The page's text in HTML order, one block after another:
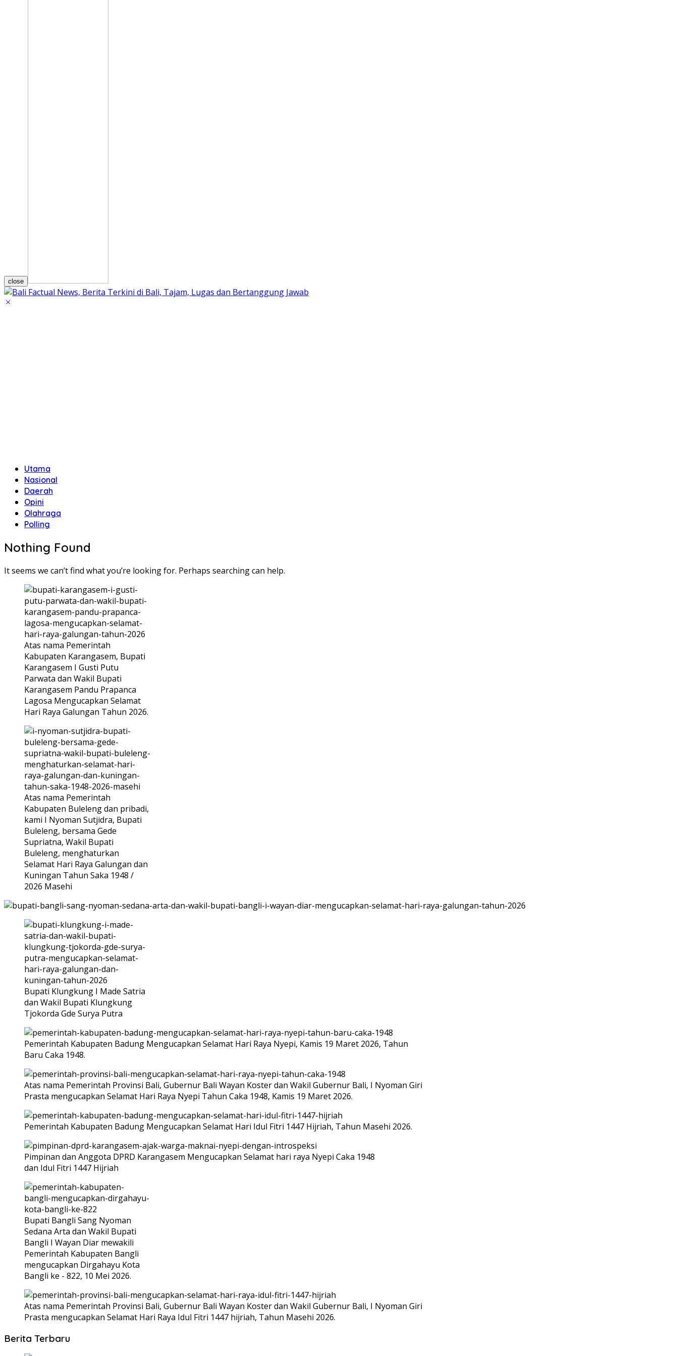
close
Utama
Nasional
Daerah
Opini
Olahraga
Polling
Nothing Found
It seems we can’t find what you’re looking for. Perhaps searching can help.
Atas nama Pemerintah
Kabupaten Karangasem, Bupati
Karangasem I Gusti Putu
Parwata dan Wakil Bupati
Karangasem Pandu Prapanca
Lagosa Mengucapkan Selamat
Hari Raya Galungan Tahun 2026.
Atas nama Pemerintah
Kabupaten Buleleng dan pribadi,
kami I Nyoman Sutjidra, Bupati
Buleleng, bersama Gede
Supriatna, Wakil Bupati
Buleleng, menghaturkan
Selamat Hari Raya Galungan dan
Kuningan Tahun Saka 1948 /
2026 Masehi
Bupati Klungkung I Made Satria
dan Wakil Bupati Klungkung
Tjokorda Gde Surya Putra
Pemerintah Kabupaten Badung Mengucapkan Selamat Hari Raya Nyepi, Kamis 19 Maret 2026, Tahun
Baru Caka 1948.
Atas nama Pemerintah Provinsi Bali, Gubernur Bali Wayan Koster dan Wakil Gubernur Bali, I Nyoman Giri
Prasta mengucapkan Selamat Hari Raya Nyepi Tahun Caka 1948, Kamis 19 Maret 2026.
Pemerintah Kabupaten Badung Mengucapkan Selamat Hari Idul Fitri 1447 Hijriah, Tahun Masehi 2026.
Pimpinan dan Anggota DPRD Karangasem Mengucapkan Selamat hari raya Nyepi Caka 1948
dan Idul Fitri 1447 Hijriah
Bupati Bangli Sang Nyoman
Sedana Arta dan Wakil Bupati
Bangli I Wayan Diar mewakili
Pemerintah Kabupaten Bangli
mengucapkan Dirgahayu Kota
Bangli ke - 822, 10 Mei 2026.
Atas nama Pemerintah Provinsi Bali, Gubernur Bali Wayan Koster dan Wakil Gubernur Bali, I Nyoman Giri
Prasta mengucapkan Selamat Hari Raya Idul Fitri 1447 hijriah, Tahun Masehi 2026.
Berita Terbaru